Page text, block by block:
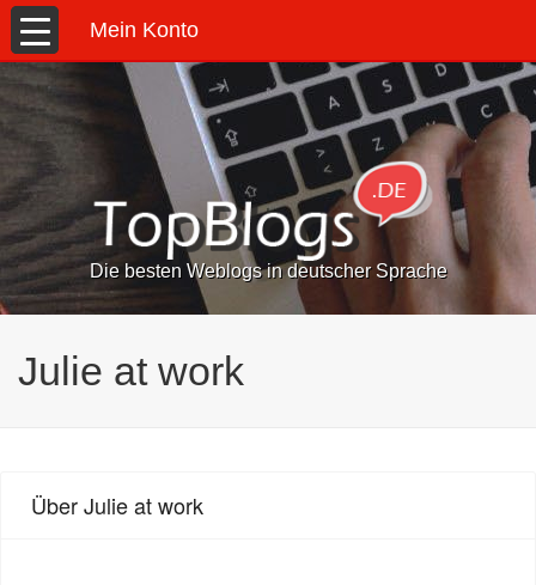
Mein Konto
Die besten Weblogs in deutscher Sprache
Julie at work
Über Julie at work